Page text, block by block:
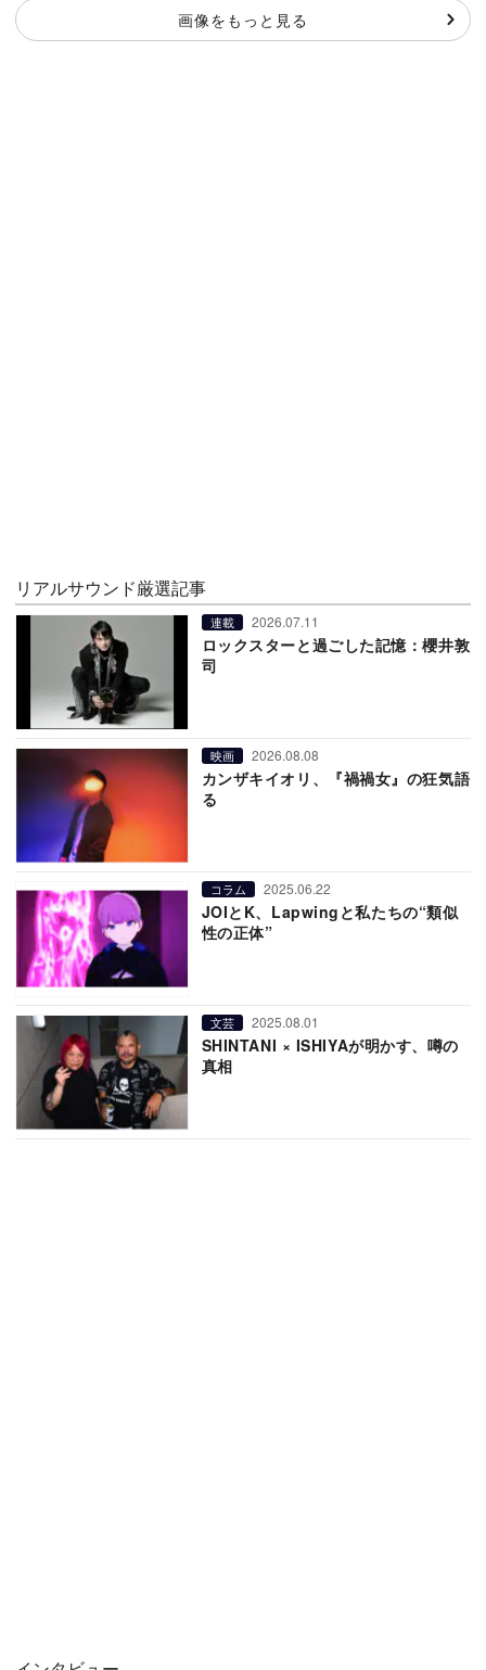
画像をもっと見る
リアルサウンド厳選記事
連載 2026.07.11
ロックスターと過ごした記憶：櫻井敦
司
映画 2026.08.08
カンザキイオリ、『禍禍女』の狂気語
る
コラム 2025.06.22
JOIとK、Lapwingと私たちの“類似
性の正体”
文芸 2025.08.01
SHINTANI × ISHIYAが明かす、噂の
真相